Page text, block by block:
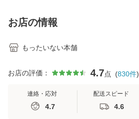
恵 藤本幸三 / 南江
堂 [単行
お店の情報
もったいない本舗
お店の評価： 4.7点 (830件)
連絡・応対
4.7
配送スピード
4.6